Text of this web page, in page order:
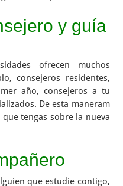
y guía
ofrecen muchos
consejeros residentes,
año, consejeros a tu
De esta maneram
tengas sobre la nueva
que estudie contigo,